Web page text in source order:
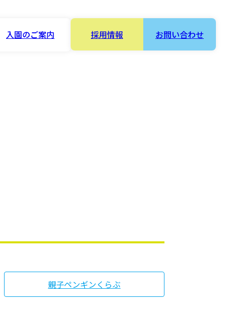
入園のご案内 採用情報 お問い合わせ
親子ペンギンくらぶ